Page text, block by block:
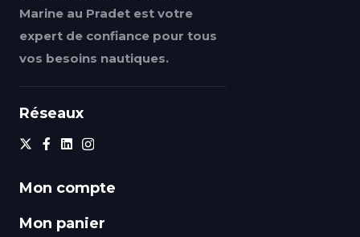
Marine au Pradet est votre
expert de confiance pour tous
vos besoins nautiques.
Réseaux
Mon compte
Mon panier